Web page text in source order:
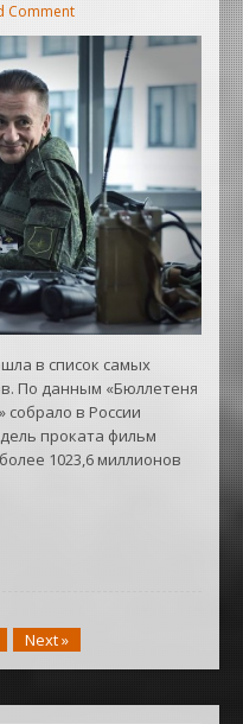
Comment
в список самых
По данным «Бюллетеня
собрало в России
проката фильм
1023,6 миллионов
Next »